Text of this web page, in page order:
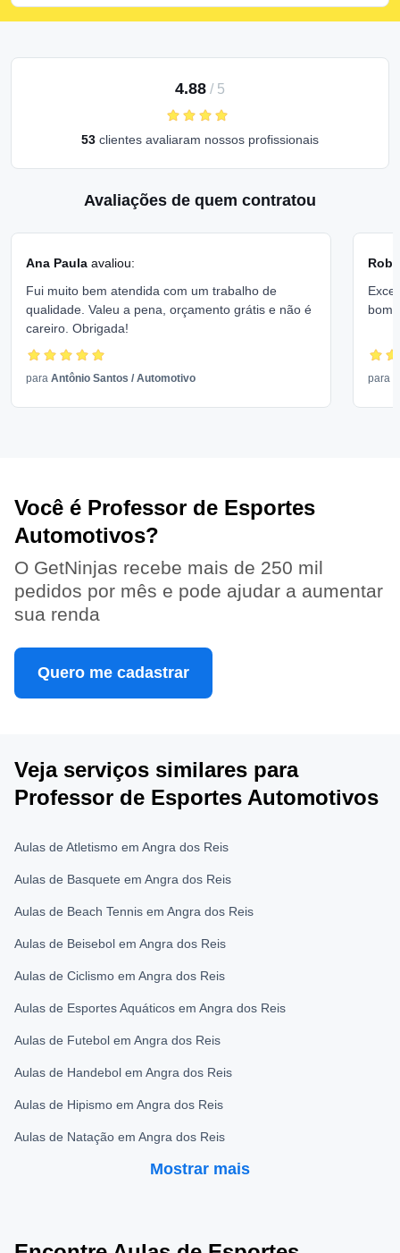
4.88 / 5
53 clientes avaliaram nossos profissionais
Avaliações de quem contratou
Ana Paula avaliou:
Fui muito bem atendida com um trabalho de
qualidade. Valeu a pena, orçamento grátis e não é
careiro. Obrigada!
para Antônio Santos / Automotivo
bom
para
Você é Professor de Esportes
Automotivos?
O GetNinjas recebe mais de 250 mil
pedidos por mês e pode ajudar a aumentar
sua renda
Quero me cadastrar
Veja serviços similares para
Professor de Esportes Automotivos
Aulas de Atletismo em Angra dos Reis
Aulas de Basquete em Angra dos Reis
Aulas de Beach Tennis em Angra dos Reis
Aulas de Beisebol em Angra dos Reis
Aulas de Ciclismo em Angra dos Reis
Aulas de Esportes Aquáticos em Angra dos Reis
Aulas de Futebol em Angra dos Reis
Aulas de Handebol em Angra dos Reis
Aulas de Hipismo em Angra dos Reis
Aulas de Natação em Angra dos Reis
Mostrar mais